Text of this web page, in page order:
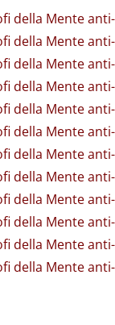
della Mente
della Mente
della Mente
della Mente
della Mente
della Mente
della Mente
della Mente
della Mente
della Mente
della Mente
della Mente